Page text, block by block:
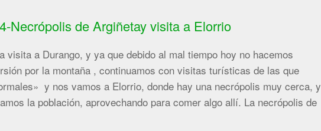
Necrópolis de Argiñetay visita a Elorrio
visita a Durango, y ya que debido al mal tiempo hoy no hacemos
por la montaña , continuamos con visitas turísticas de las que
y nos vamos a Elorrio, donde hay una necrópolis muy cerca, y
la población, aprovechando para comer algo allí. La necrópolis de